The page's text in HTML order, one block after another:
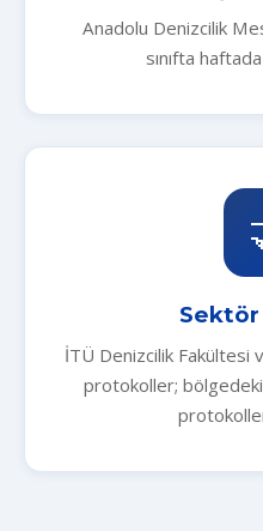
Anadolu Denizcilik
sınıfta
Sektör
İTÜ Denizcilik Fakültesi
protokoller;